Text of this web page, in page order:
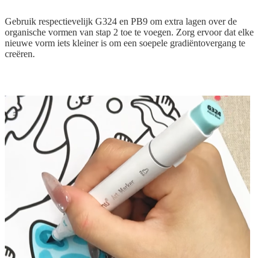
Gebruik respectievelijk G324 en PB9 om extra lagen over de
organische vormen van stap 2 toe te voegen. Zorg ervoor dat elke
nieuwe vorm iets kleiner is om een soepele gradiëntovergang te
creëren.